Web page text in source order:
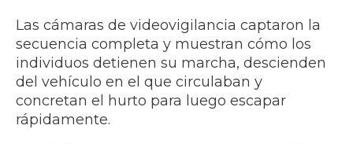
Las cámaras de videovigilancia captaron la
secuencia completa y muestran cómo los
individuos detienen su marcha, descienden
del vehículo en el que circulaban y
concretan el hurto para luego escapar
rápidamente.